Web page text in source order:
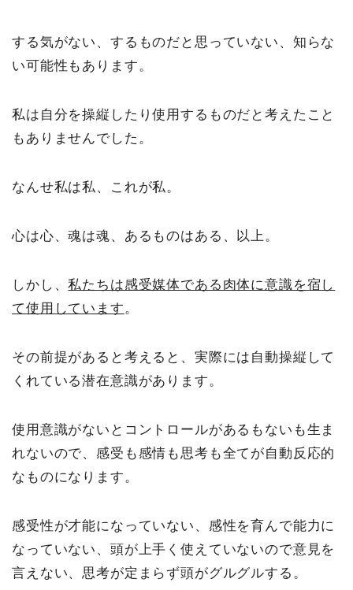
する気がない、するものだと思っていない、知らな
い可能性もあります。
私は自分を操縦したり使用するものだと考えたこと
もありませんでした。
なんせ私は私、これが私。
心は心、魂は魂、あるものはある、以上。
しかし、私たちは感受媒体である肉体に意識を宿し
て使用しています 。
その前提があると考えると、実際には自動操縦して
くれている潜在意識があります。
使用意識がないとコントロールがあるもないも生ま
れないので、感受も感情も思考も全てが自動反応的
なものになります。
感受性が才能になっていない、感性を育んで能力に
なっていない、頭が上手く使えていないので意見を
言えない、思考が定まらず頭がグルグルする。